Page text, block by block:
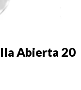
Abierta 20